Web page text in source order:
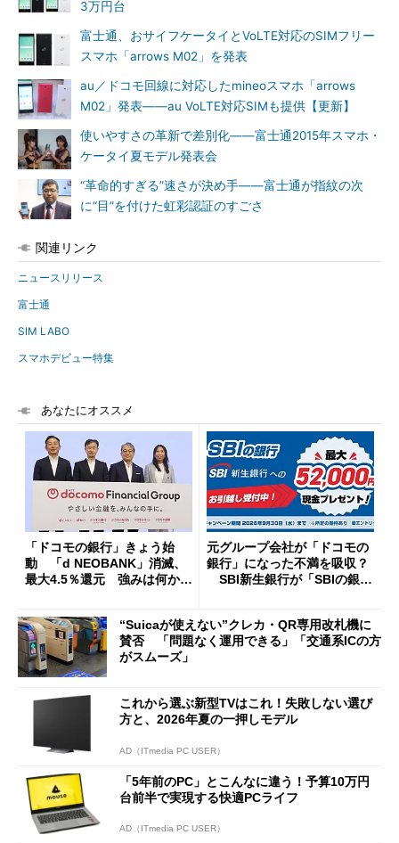
3万円台
富士通、おサイフケータイとVoLTE対応のSIMフリー
スマホ「arrows M02」を発表
au／ドコモ回線に対応したmineoスマホ「arrows
M02」発表――au VoLTE対応SIMも提供【更新】
使いやすさの革新で差別化――富士通2015年スマホ・
ケータイ夏モデル発表会
“革命的すぎる”速さが決め手――富士通が指紋の次
に“目”を付けた虹彩認証のすごさ
関連リンク
ニュースリリース
富士通
SIM LABO
スマホデビュー特集
あなたにオススメ
「ドコモの銀行」きょう始
動 「d NEOBANK」消滅、
最大4.5％還元 強みは何か解
元グループ会社が「ドコモの
銀行」になった不満を吸収？
SBI新生銀行が「SBIの銀
開催
“Suicaが使えない”クレカ・QR専用改札機に
賛否 「問題なく運用できる」「交通系ICの方
がスムーズ」
これから選ぶ新型TVはこれ！失敗しない選び
方と、2026年夏の一押しモデル
AD（ITmedia PC USER）
「5年前のPC」とこんなに違う！予算10万円
台前半で実現する快適PCライフ
AD（ITmedia PC USER）